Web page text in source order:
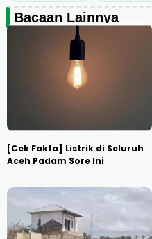
Bacaan Lainnya
[Cek Fakta] Listrik di Seluruh
Aceh Padam Sore Ini